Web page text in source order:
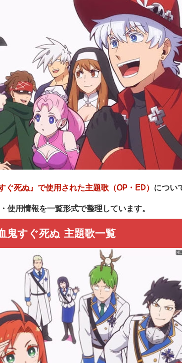
ぐ死ぬ』で使用された主題歌（OP・ED） につい
使用情報を一覧形式で整理しています。
鬼すぐ死ぬ 主題歌一覧